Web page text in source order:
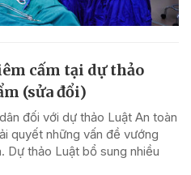
cấm tại dự thảo
(sửa đổi)
đối với dự thảo Luật An toàn
quyết những vấn đề vướng
Dự thảo Luật bổ sung nhiều